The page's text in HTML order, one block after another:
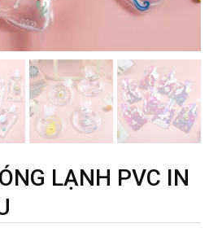
LẠNH PVC IN